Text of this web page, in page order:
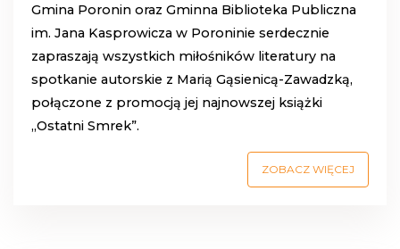
Gmina Poronin oraz Gminna Biblioteka Publiczna
im. Jana Kasprowicza w Poroninie serdecznie
zapraszają wszystkich miłośników literatury na
spotkanie autorskie z Marią Gąsienicą-Zawadzką,
połączone z promocją jej najnowszej książki
„Ostatni Smrek”.
ZOBACZ WIĘCEJ